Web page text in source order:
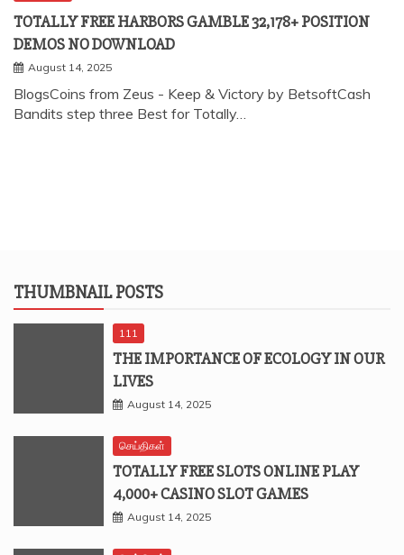
TOTALLY FREE HARBORS GAMBLE 32,178+ POSITION
DEMOS NO DOWNLOAD
August 14, 2025
BlogsCoins from Zeus - Keep & Victory by BetsoftCash
Bandits step three Best for Totally…
THUMBNAIL POSTS
111
THE IMPORTANCE OF ECOLOGY IN OUR
LIVES
August 14, 2025
செய்திகள்
TOTALLY FREE SLOTS ONLINE PLAY
4,000+ CASINO SLOT GAMES
August 14, 2025